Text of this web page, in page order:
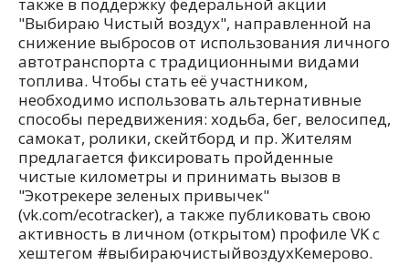
также в поддержку федеральной акции
"Выбираю Чистый воздух", направленной на
снижение выбросов от использования личного
автотранспорта с традиционными видами
топлива. Чтобы стать её участником,
необходимо использовать альтернативные
способы передвижения: ходьба, бег, велосипед,
самокат, ролики, скейтборд и пр. Жителям
предлагается фиксировать пройденные
чистые километры и принимать вызов в
"Экотрекере зеленых привычек"
(vk.com/ecotracker), а также публиковать свою
активность в личном (открытом) профиле VK с
хештегом #выбираючистыйвоздухКемерово.